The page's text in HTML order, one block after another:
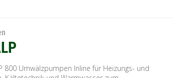
800 Umwälzpumpen Inline für Heizungs- und